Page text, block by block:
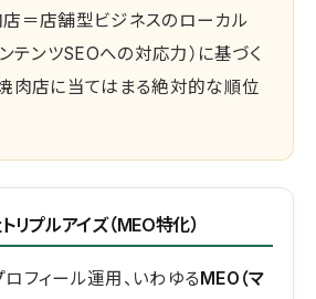
店＝店舗型ビジネスのローカル
テンツSEOへの対応力）に基づく
肉店に当てはまる絶対的な順位
リプルアイズ（MEO特化）
フィール運用、いわゆるMEO（マ